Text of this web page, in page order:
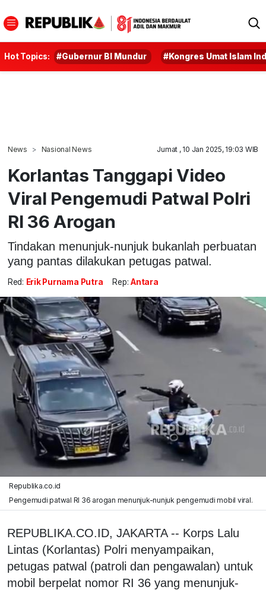
Hot Topics: #Gubernur BI Mundur #Kongres Umat Islam
News Nasional News Jumat , 10 Jan 2025, 19:03 WIB
Korlantas Tanggapi Video
Viral Pengemudi Patwal Polri
RI 36 Arogan
Tindakan menunjuk-nunjuk bukanlah perbuatan
yang pantas dilakukan petugas patwal.
Red: Erik Purnama Putra Rep: Antara
Republika.co.id
Pengemudi patwal RI 36 arogan menunjuk-nunjuk pengemudi mobil viral.
REPUBLIKA.CO.ID, JAKARTA -- Korps Lalu
Lintas (Korlantas) Polri menyampaikan,
petugas patwal (patroli dan pengawalan) untuk
mobil berpelat nomor RI 36 yang menunjuk-